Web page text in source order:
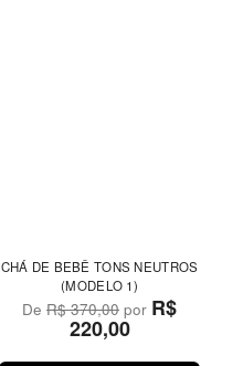
CHÁ DE BEBÊ TONS NEUTROS
(MODELO 1)
DeR$ 370,00 por R$
220,00